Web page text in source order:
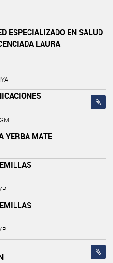
ESPECIALIZADO EN SALUD
LAURA
YERBA MATE